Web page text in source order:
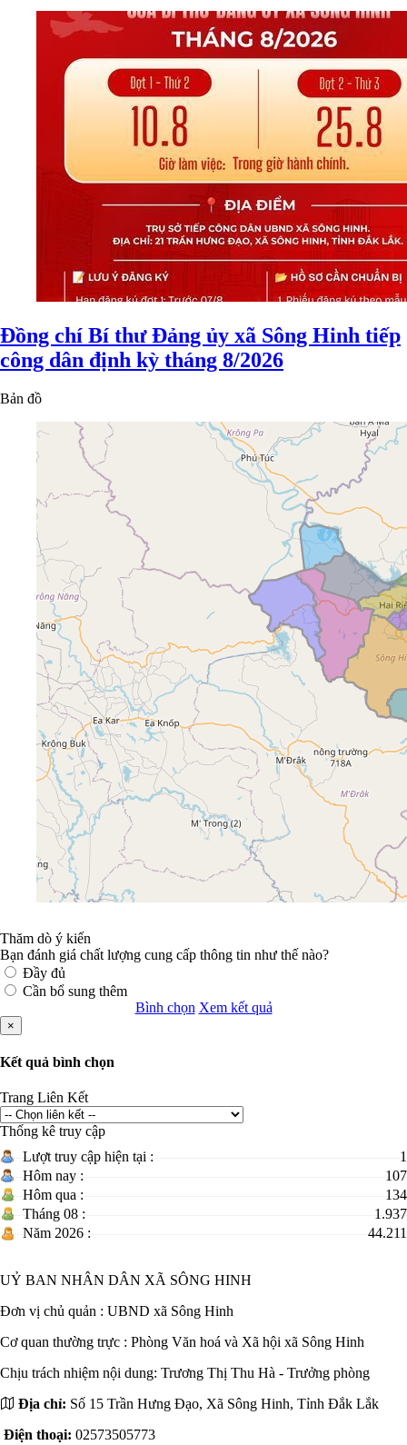
Đồng chí Bí thư Đảng ủy xã Sông Hinh tiếp
công dân định kỳ tháng 8/2026
Bản đồ
Thăm dò ý kiến
Bạn đánh giá chất lượng cung cấp thông tin như thế nào?
Đầy đủ
Cần bổ sung thêm
Bình chọn Xem kết quả
×
Kết quả bình chọn
Trang Liên Kết
Thống kê truy cập
Lượt truy cập hiện tại :
1
Hôm nay :
107
Hôm qua :
134
Tháng 08 :
1.937
Năm 2026 :
44.211
UỶ BAN NHÂN DÂN XÃ SÔNG HINH
Đơn vị chủ quản : UBND xã Sông Hinh
Cơ quan thường trực : Phòng Văn hoá và Xã hội xã Sông Hinh
Chịu trách nhiệm nội dung: Trương Thị Thu Hà - Trưởng phòng
Địa chỉ: Số 15 Trần Hưng Đạo, Xã Sông Hinh, Tỉnh Đắk Lắk
Điện thoại: 02573505773